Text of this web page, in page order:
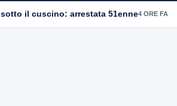
il cuscino: arrestata 51enne4 ORE FA